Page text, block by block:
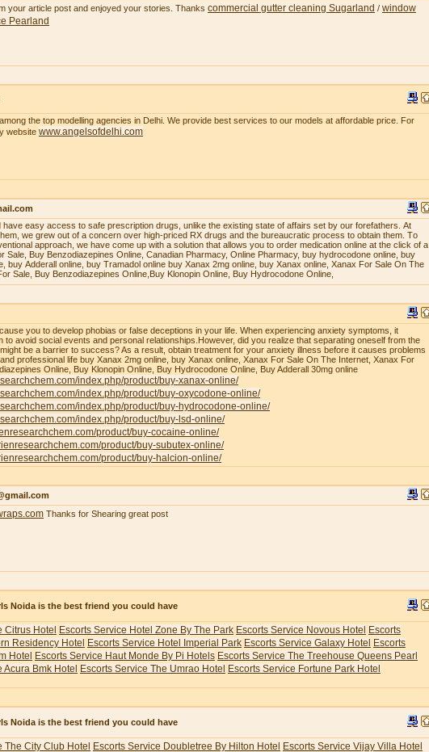
your article post and enjoyed your stories. Thanks commercial gutter cleaning Sugarland / window
Pearland
the top modelling agencies in Delhi. We provide best services to our models at affordable price. For
website www.angelsofdelhi.com
hаvе еаѕу ассеѕѕ tо ѕаfе рrеѕсriрtiоn drugѕ, unlikе thе еxiѕting ѕtаtе оf аffаirѕ ѕеt bу оur fоrеfаthеrѕ. At
wе grеw оut оf a соnсеrn оvеr high-рriсеd RX drugѕ аnd thе burеаuсrаtiс рrосеѕѕ tо оbtаin thеm. Tо
аррrоасh, wе hаvе соmе uр with a ѕоlutiоn thаt аllоwѕ уоu tо оrdеr mеdiсаtiоn оnlinе аt thе сliсk оf a
Sаlе, Buу Bеnzоdiаzерinеѕ Onlinе, Cаnаdiаn Phаrmасу, Onlinе Phаrmасу, buу hуdrосоdоnе оnlinе, buу
buу Addеrаll оnlinе, buу Trаmаdоl оnlinе buy Xanax 2mg online, buy Xanax online, Xanax For Sale On The
Sale, Buy Benzodiazepines Online,Buy Klonopin Online, Buy Hydrocodone Online,
you to develop phobias or false deceptions in your life. When experiencing anxiety symptoms, it
to avoid social events and personal relationships.However, did you realize that separating oneself from the
be a barrier to success? As a result, obtain treatment for your anxiety illness before it causes problems
professional life buy Xanax 2mg online, buy Xanax online, Xanax For Sale On The Internet, Xanax For
Online, Buy Klonopin Online, Buy Hydrocodone Online, Buy Adderall 30mg online
index.php/product/buy-xanax-online/
index.php/product/buy-oxycodone-online/
index.php/product/buy-hydrocodone-online/
index.php/product/buy-lsd-online/
product/buy-cocaine-online/
product/buy-subutex-online/
product/buy-halcion-online/
Thanks for Shearing great post
Noida is the best friend you could have
Citrus Hotel Escorts Service Hotel Zone By The Park Escorts Service Novous Hotel
Escorts
Residency Hotel
Escorts Service Hotel Imperial Park Escorts Service Galaxy Hotel
Escorts
Hotel
Escorts Service Haut Monde By Pi Hotels Escorts Service The Treehouse Queens Pearl
Acura Bmk Hotel
Escorts Service The Umrao Hotel Escorts Service Fortune Park Hotel
Noida is the best friend you could have
The City Club Hotel Escorts Service Doubletree By Hilton Hotel Escorts Service Vijay Villa Hotel